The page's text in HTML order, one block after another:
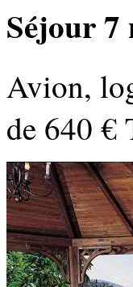
Séjour 7
Avion,
de 640 €